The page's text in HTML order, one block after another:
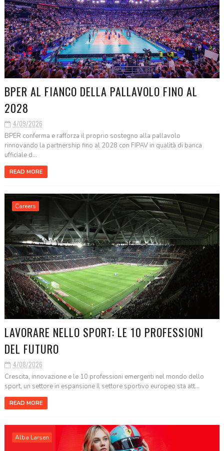
BPER AL FIANCO DELLA PALLAVOLO FINO AL
2028
4/09/2026
BPER conferma e rafforza il proprio sostegno alla pallavolo
rinnovando la partnership fino al 2028 con FIPAV in qualità di banca
ufficiale d...
READ MORE
Careers
LAVORARE NELLO SPORT: LE 10 PROFESSIONI
DEL FUTURO
4/08/2026
Crescita, innovazione e le 10 professioni emergenti nel mondo dello
sport, un settore in espansione Il settore sportivo europeo sta att...
READ MORE
Alba Larsen